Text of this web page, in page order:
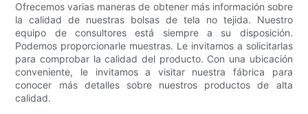
Ofrecemos varias maneras de obtener más información sobre
la calidad de nuestras bolsas de tela no tejida. Nuestro
equipo de consultores está siempre a su disposición.
Podemos proporcionarle muestras. Le invitamos a solicitarlas
para comprobar la calidad del producto. Con una ubicación
conveniente, le invitamos a visitar nuestra fábrica para
conocer más detalles sobre nuestros productos de alta
calidad.